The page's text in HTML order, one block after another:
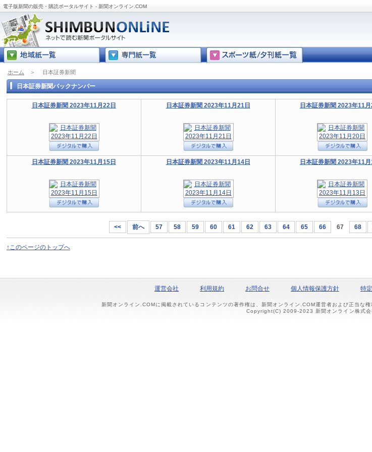
電子版新聞の販売・購読ポータルサイト - 新聞オンライン.COM
ホーム ＞ 日本証券新聞
日本証券新聞バックナンバー
日本証券新聞 2023年11月22日 日本証券新聞 2023年11月21日 日本証券新聞 2023年11月
日本証券新聞 2023年11月15日 日本証券新聞 2023年11月14日 日本証券新聞 2023年11月
<< 前へ 57 58 59 60 61 62 63 64 65 66 67 68
↑このページのトップへ
運営会社 利用規約 お問合せ 個人情報保護方針 特
新聞オンライン.COMに掲載されているコンテンツの著作権は、新聞オンライン.COM運営者および正当な
Copyright(C) 2009-2023 新聞オンライン株式